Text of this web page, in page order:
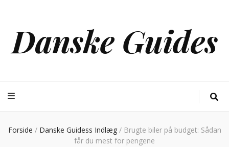
Danske Guides
Forside / Danske Guidess Indlæg / Brugte biler på budget: Sådan
får du mest for pengene